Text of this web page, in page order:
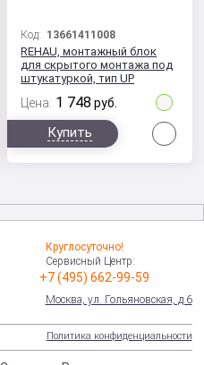
Код: 13661411008
REHAU, монтажный блок
для скрытого монтажа под
штукатуркой, тип UP
Цена: 1 748 руб.
Купить
Круглосуточно!
Сервисный Центр:
+7 (495) 662-99-59
Москва, ул. Гольяновская, д.6
Политика конфиденциальности